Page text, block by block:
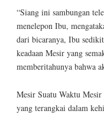
“Siang ini sambungan
menelepon Ibu,
dari bicaranya, Ibu
keadaan Mesir yang
memberitahunya bahwa
Mesir Suatu Waktu Mesir
yang terangkai dalam